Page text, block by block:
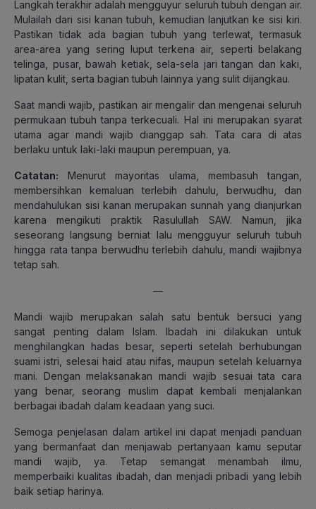
Langkah terakhir adalah mengguyur seluruh tubuh dengan air.
Mulailah dari sisi kanan tubuh, kemudian lanjutkan ke sisi kiri.
Pastikan tidak ada bagian tubuh yang terlewat, termasuk
area-area yang sering luput terkena air, seperti belakang
telinga, pusar, bawah ketiak, sela-sela jari tangan dan kaki,
lipatan kulit, serta bagian tubuh lainnya yang sulit dijangkau.
Saat mandi wajib, pastikan air mengalir dan mengenai seluruh
permukaan tubuh tanpa terkecuali. Hal ini merupakan syarat
utama agar mandi wajib dianggap sah. Tata cara di atas
berlaku untuk laki-laki maupun perempuan, ya.
Catatan: Menurut mayoritas ulama, membasuh tangan,
membersihkan kemaluan terlebih dahulu, berwudhu, dan
mendahulukan sisi kanan merupakan sunnah yang dianjurkan
karena mengikuti praktik Rasulullah SAW. Namun, jika
seseorang langsung berniat lalu mengguyur seluruh tubuh
hingga rata tanpa berwudhu terlebih dahulu, mandi wajibnya
tetap sah.
—
Mandi wajib merupakan salah satu bentuk bersuci yang
sangat penting dalam Islam. Ibadah ini dilakukan untuk
menghilangkan hadas besar, seperti setelah berhubungan
suami istri, selesai haid atau nifas, maupun setelah keluarnya
mani. Dengan melaksanakan mandi wajib sesuai tata cara
yang benar, seorang muslim dapat kembali menjalankan
berbagai ibadah dalam keadaan yang suci.
Semoga penjelasan dalam artikel ini dapat menjadi panduan
yang bermanfaat dan menjawab pertanyaan kamu seputar
mandi wajib, ya. Tetap semangat menambah ilmu,
memperbaiki kualitas ibadah, dan menjadi pribadi yang lebih
baik setiap harinya.